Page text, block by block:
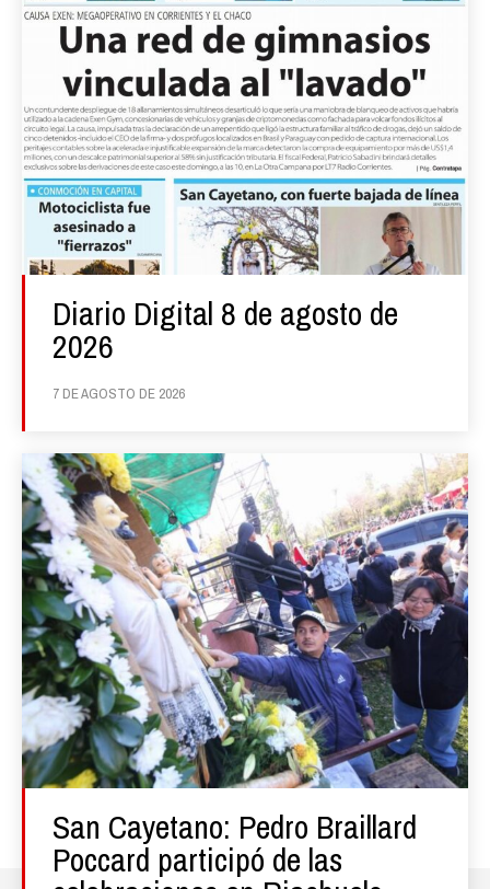
Diario Digital 8 de agosto de
2026
7 DE AGOSTO DE 2026
San Cayetano: Pedro Braillard
Poccard participó de las